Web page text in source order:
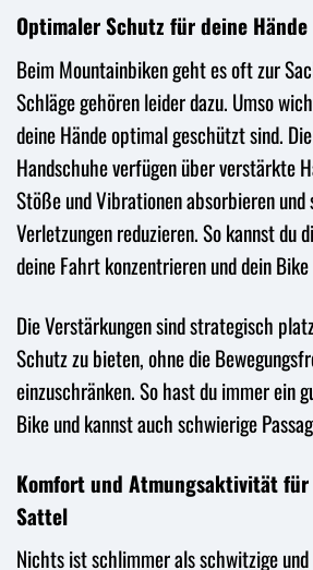
Optimaler Schutz für deine Hände
Beim Mountainbiken geht es oft zur
Schläge gehören leider dazu. Umso
deine Hände optimal geschützt sind.
Handschuhe verfügen über verstärkte
Stöße und Vibrationen absorbieren und
Verletzungen reduzieren. So kannst du
deine Fahrt konzentrieren und dein
Die Verstärkungen sind strategisch
Schutz zu bieten, ohne die
einzuschränken. So hast du immer ein
Bike und kannst auch schwierige
Komfort und Atmungsaktivität für
Sattel
Nichts ist schlimmer als schwitzige